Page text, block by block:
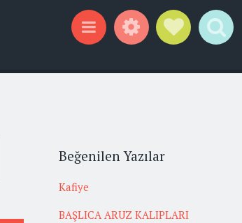
Beğenilen Yazılar
Kafiye
BAŞLICA ARUZ KALIPLARI